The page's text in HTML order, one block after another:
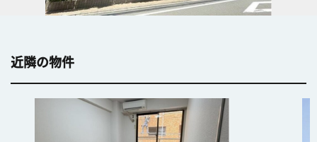
近隣の物件